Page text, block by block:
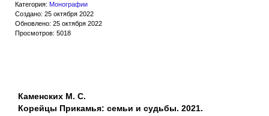
Категория: Монографии
Создано: 25 октября 2022
Обновлено: 25 октября 2022
Просмотров: 5018
Каменских М. С.
Корейцы Прикамья: семьи и судьбы. 2021.